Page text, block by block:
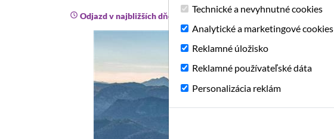
Odjazd v najbližších dňoch
Technické a nevyhnutné cookies
Analytické a marketingové cookies
Reklamné úložisko
Reklamné používateľské dáta
Personalizácia reklám